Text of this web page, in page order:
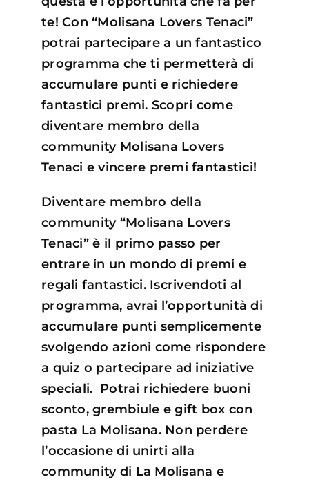
te! Con “Molisana Lovers Tenaci”
potrai partecipare a un fantastico
programma che ti permetterà di
accumulare punti e richiedere
fantastici premi. Scopri come
diventare membro della
community Molisana Lovers
Tenaci e vincere premi fantastici!
Diventare membro della
community “Molisana Lovers
Tenaci” è il primo passo per
entrare in un mondo di premi e
regali fantastici. Iscrivendoti al
programma, avrai l’opportunità di
accumulare punti semplicemente
svolgendo azioni come rispondere
a quiz o partecipare ad iniziative
speciali. Potrai richiedere buoni
sconto, grembiule e gift box con
pasta La Molisana. Non perdere
l’occasione di unirti alla
community di La Molisana e